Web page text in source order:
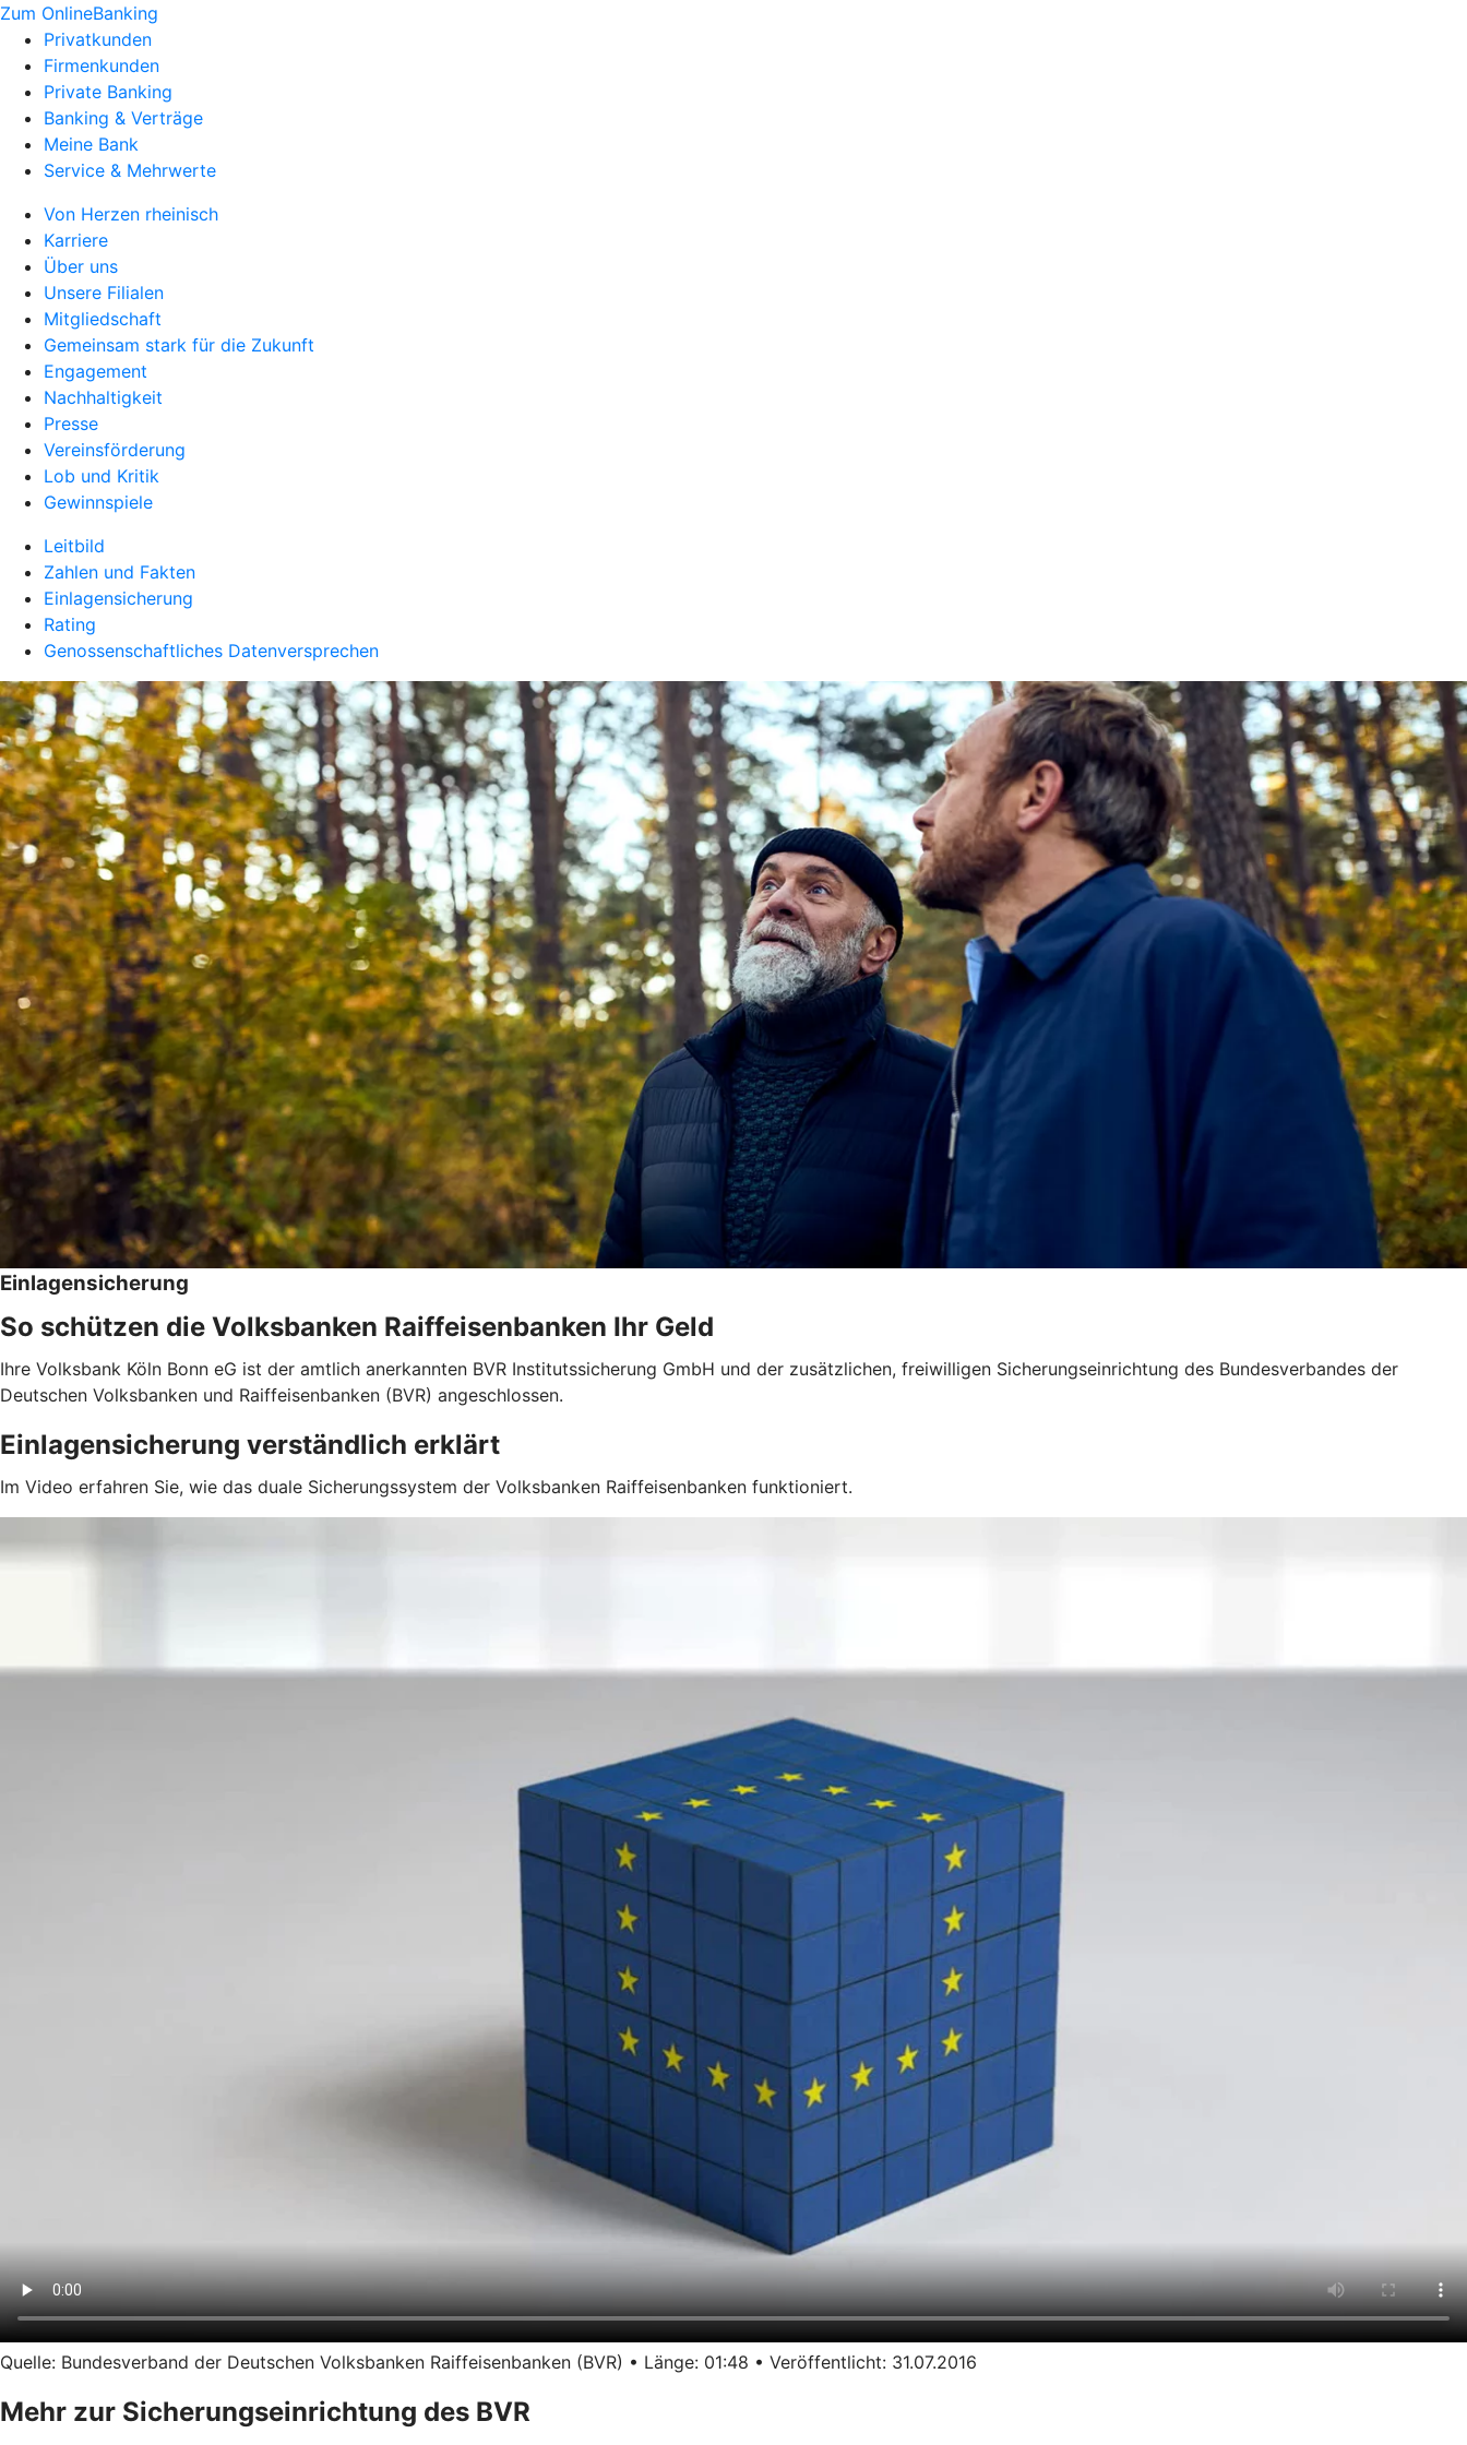
Zum OnlineBanking
Privatkunden
Firmenkunden
Private Banking
Banking & Verträge
Meine Bank
Service & Mehrwerte
Von Herzen rheinisch
Karriere
Über uns
Unsere Filialen
Mitgliedschaft
Gemeinsam stark für die Zukunft
Engagement
Nachhaltigkeit
Presse
Vereinsförderung
Lob und Kritik
Gewinnspiele
Leitbild
Zahlen und Fakten
Einlagensicherung
Rating
Genossenschaftliches Datenversprechen
Einlagensicherung
So schützen die Volksbanken Raiffeisenbanken Ihr Geld
Ihre Volksbank Köln Bonn eG ist der amtlich anerkannten BVR Institutssicherung GmbH und der zusätzlichen, freiwilligen Sicherungseinrichtung des Bundesverbandes der
Deutschen Volksbanken und Raiffeisenbanken (BVR) angeschlossen.
Einlagensicherung verständlich erklärt
Im Video erfahren Sie, wie das duale Sicherungssystem der Volksbanken Raiffeisenbanken funktioniert.
Quelle: Bundesverband der Deutschen Volksbanken Raiffeisenbanken (BVR) • Länge: 01:48 • Veröffentlicht: 31.07.2016
Mehr zur Sicherungseinrichtung des BVR